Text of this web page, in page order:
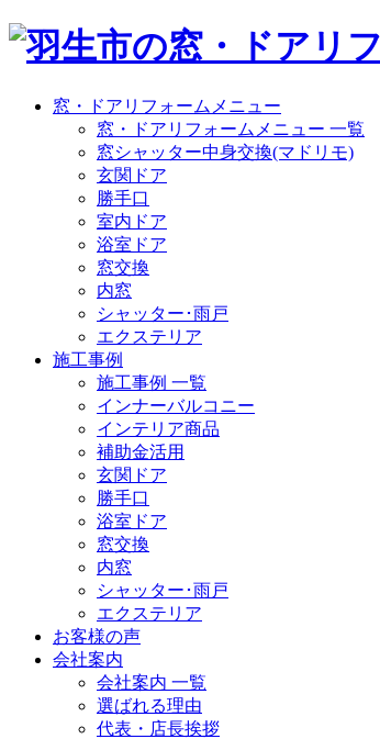
窓・ドアリフォームメニュー
窓・ドアリフォームメニュー 一覧
窓シャッター中身交換(マドリモ)
玄関ドア
勝手口
室内ドア
浴室ドア
窓交換
内窓
シャッター･雨戸
エクステリア
施工事例
施工事例 一覧
インナーバルコニー
インテリア商品
補助金活用
玄関ドア
勝手口
浴室ドア
窓交換
内窓
シャッター･雨戸
エクステリア
お客様の声
会社案内
会社案内 一覧
選ばれる理由
代表・店長挨拶